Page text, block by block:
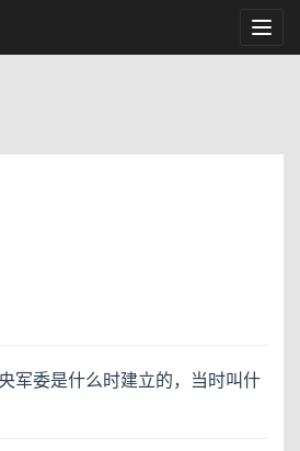
军委是什么时建立的，当时叫什